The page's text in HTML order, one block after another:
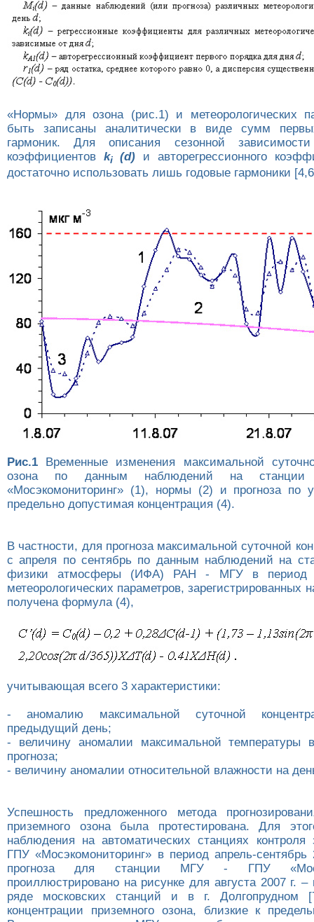
«Нормы» для озона (рис.1) и метеорологических
быть записаны аналитически в виде сумм
гармоник. Для описания сезонной зависимости
коэффициентов ki(d) и авторегрессионного
достаточно использовать лишь годовые гармоники
Рис.1 Временные изменения максимальной
озона по данным наблюдений на
«Мосэкомониторинг» (1), нормы (2) и прогноза по
предельно допустимая концентрация (4).
В частности, для прогноза максимальной суточной
с апреля по сентябрь по данным наблюдений на
физики атмосферы (ИФА) РАН - МГУ в период
метеорологических параметров, зарегистрированных
получена формула (4),
учитывающая всего 3 характеристики:
- аномалию максимальной суточной
предыдущий день;
- величину аномалии максимальной температуры
прогноза;
- величину аномалии относительной влажности на
Успешность предложенного метода
приземного озона была протестирована. Для
наблюдения на автоматических станциях контроля
ГПУ «Мосэкомониторинг» в период апрель-сентябрь
прогноза для станции МГУ - ГПУ
проиллюстрировано на рисунке для августа 2007 г. –
ряде московских станций и в г. Долгопрудном
концентрации приземного озона, близкие к